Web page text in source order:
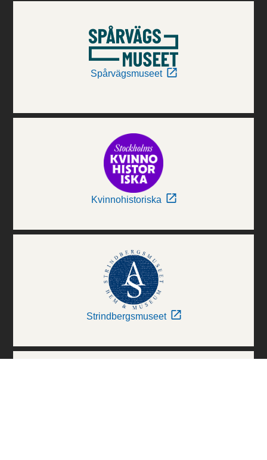
Spårvägsmuseet
Kvinnohistoriska
Strindbergsmuseet